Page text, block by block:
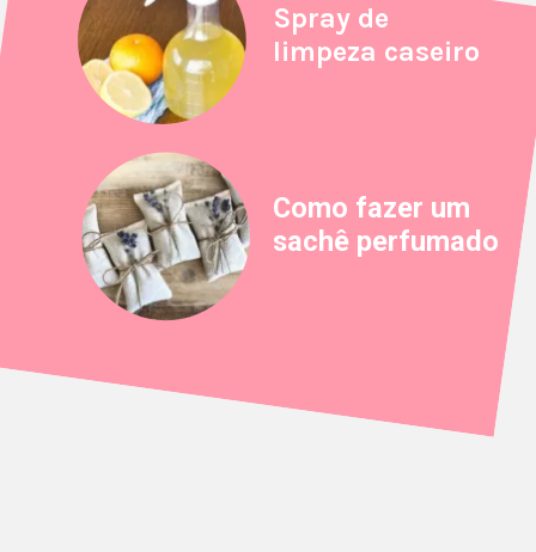
Spray de
limpeza caseiro
Como fazer um
sachê perfumado